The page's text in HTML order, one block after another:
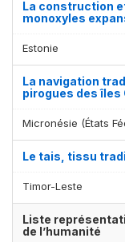
La construction
monoxyles
Estonie
La navigation
pirogues des îles
Micronésie (États
Le tais, tissu
Timor-Leste
Liste
de l’humanité